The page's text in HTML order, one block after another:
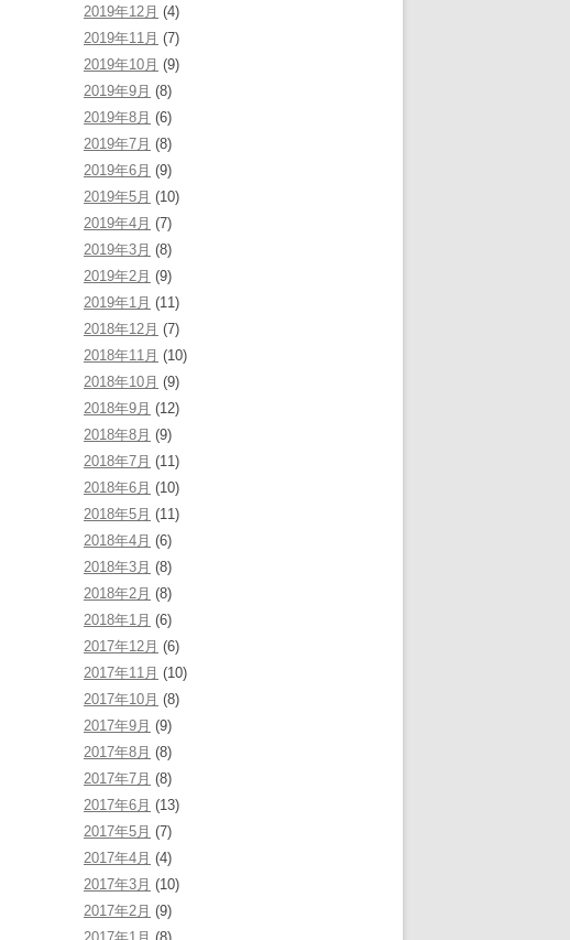
2019年12月 (4)
2019年11月 (7)
2019年10月 (9)
2019年9月 (8)
2019年8月 (6)
2019年7月 (8)
2019年6月 (9)
2019年5月 (10)
2019年4月 (7)
2019年3月 (8)
2019年2月 (9)
2019年1月 (11)
2018年12月 (7)
2018年11月 (10)
2018年10月 (9)
2018年9月 (12)
2018年8月 (9)
2018年7月 (11)
2018年6月 (10)
2018年5月 (11)
2018年4月 (6)
2018年3月 (8)
2018年2月 (8)
2018年1月 (6)
2017年12月 (6)
2017年11月 (10)
2017年10月 (8)
2017年9月 (9)
2017年8月 (8)
2017年7月 (8)
2017年6月 (13)
2017年5月 (7)
2017年4月 (4)
2017年3月 (10)
2017年2月 (9)